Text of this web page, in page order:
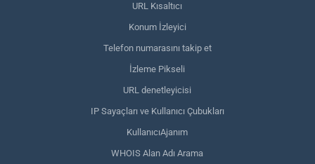
URL Kısaltıcı
Konum İzleyici
Telefon numarasını takip et
İzleme Pikseli
URL denetleyicisi
IP Sayaçları ve Kullanıcı Çubukları
KullanıcıAjanım
WHOIS Alan Adı Arama